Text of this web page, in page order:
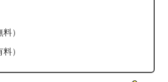
）
）